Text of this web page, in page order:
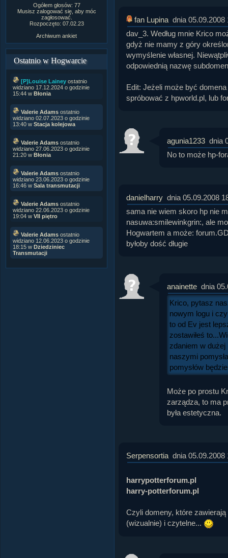
Ogółem głosów: 77
Musisz zalogować się, aby móc
zagłosować.
Rozpoczęto: 07.02.23
Archiwum ankiet
Ostatnio w Hogwarcie
[P]Louise Lainey ostatnio
widziano 17.12.2024 o godzinie
15:44 w Błonia
Valerie Adams ostatnio
widziano 02.07.2023 o godzinie
13:40 w Stacja kolejowa
Valerie Adams ostatnio
widziano 27.06.2023 o godzinie
21:20 w Błonia
Valerie Adams ostatnio
widziano 23.06.2023 o godzinie
16:46 w Sala transmutacji
Valerie Adams ostatnio
widziano 22.06.2023 o godzinie
19:04 w VII piętro
Valerie Adams ostatnio
widziano 12.06.2023 o godzinie
18:15 w Dziedziniec
Transmutacji
fan Lupina dnia 05.09.2008
dav_3. Według mnie Krico
gdyż nie mamy z góry
wymyślenie własnej.
odpowiednią nazwę
Edit: Jeżeli może być
spróbować z hpworld.pl, lub
agunia1233 dnia
No to może hp-
danielharry dnia 05.09.2008
sama nie wiem skoro hp nie
nasuwa:smilewinkgrin:, ale
Hogwartem a może:
byłoby dość długie
anainette dnia
Krico, pytasz
nowym logu i
to od Ev jest
zostawiłeś
zdaniem w
naszymi
pomysłów
Może po prostu
zarządza, to ma
była estetyczna.
Serpensortia dnia 05.09.2008
harrypotterforum.pl
harry-potterforum.pl
Czyli domeny, które
(wizualnie) i czytelne...